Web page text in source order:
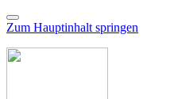
Zum Hauptinhalt springen